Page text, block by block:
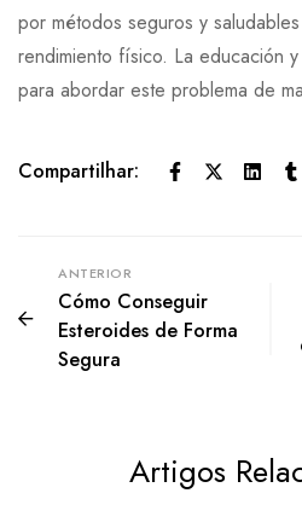
por métodos seguros y
rendimiento físico. La educación
para abordar este problema de
Compartilhar:
ANTERIOR
Cómo Conseguir
Esteroides de Forma
Segura
Artigos